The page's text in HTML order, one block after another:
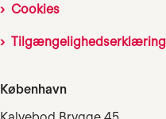
Cookies
Tilgængelighedserklæring
København